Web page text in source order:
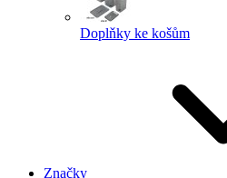
Doplňky ke košům
Značky